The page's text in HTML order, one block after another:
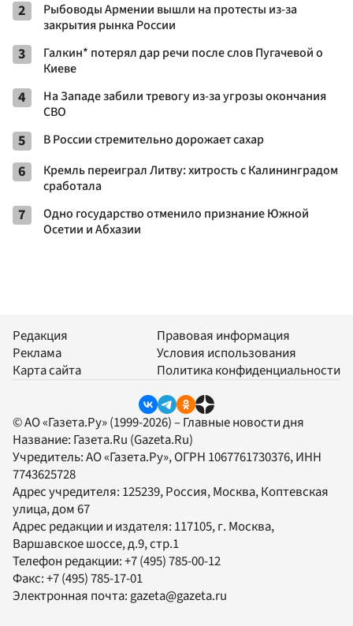
2
Рыбоводы Армении вышли на протесты из-за
закрытия рынка России
3
Галкин* потерял дар речи после слов Пугачевой о
Киеве
4
На Западе забили тревогу из-за угрозы окончания
СВО
5 В России стремительно дорожает сахар
6
Кремль переиграл Литву: хитрость с Калининградом
сработала
7
Одно государство отменило признание Южной
Осетии и Абхазии
Редакция
Реклама
Карта сайта
Правовая информация
Условия использования
Политика конфиденциальности
© АО «Газета.Ру» (1999-2026) – Главные новости дня
Название: Газета.Ru (Gazeta.Ru)
Учредитель:АО «Газета.Ру», ОГРН 1067761730376, ИНН
7743625728
Адрес учредителя: 125239, Россия, Москва, Коптевская
улица, дом 67
Адрес редакции и издателя: 117105, г. Москва,
Варшавское шоссе, д.9, стр.1
Телефон редакции:+7 (495) 785-00-12
Факс:+7 (495) 785-17-01
Электронная почта:gazeta@gazeta.ru